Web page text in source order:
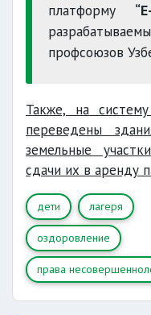
платформу “E-
профсоюзов
Также, на
переведены
земельные
сдачи их в аренду
дети лагеря
оздоровление
права